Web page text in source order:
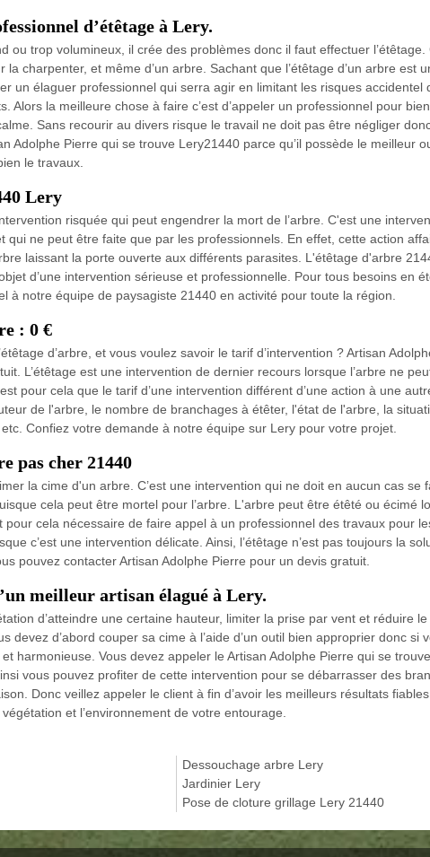
d’étêtage à Lery.
ou trop volumineux, il crée des problèmes donc il faut effectuer l’étêtage.
la charpenter, et même d’un arbre. Sachant que l’étêtage d’un arbre est
un élaguer professionnel qui serra agir en limitant les risques accidentel
Alors la meilleure chose à faire c’est d’appeler un professionnel pour
Sans recourir au divers risque le travail ne doit pas être négliger
Adolphe Pierre qui se trouve Lery21440 parce qu’il possède le meilleur
le travaux.
Lery
risquée qui peut engendrer la mort de l’arbre. C'est une
qui ne peut être faite que par les professionnels. En effet, cette action
laissant la porte ouverte aux différents parasites. L'étêtage d'arbre
d’une intervention sérieuse et professionnelle. Pour tous besoins en
à notre équipe de paysagiste 21440 en activité pour toute la région.
: 0 €
d’arbre, et vous voulez savoir le tarif d’intervention ? Artisan
L’étêtage est une intervention de dernier recours lorsque l’arbre ne
pour cela que le tarif d’une intervention différent d’une action à une
de l'arbre, le nombre de branchages à étêter, l'état de l'arbre, la
Confiez votre demande à notre équipe sur Lery pour votre projet.
pas cher 21440
la cime d'un arbre. C’est une intervention qui ne doit en aucun cas se
cela peut être mortel pour l’arbre. L'arbre peut être étêté ou écimé
pour cela nécessaire de faire appel à un professionnel des travaux pour
c’est une intervention délicate. Ainsi, l’étêtage n’est pas toujours la
pouvez contacter Artisan Adolphe Pierre pour un devis gratuit.
meilleur artisan élagué à Lery.
d’atteindre une certaine hauteur, limiter la prise par vent et réduire
devez d’abord couper sa cime à l’aide d’un outil bien approprier donc si
harmonieuse. Vous devez appeler le Artisan Adolphe Pierre qui se
vous pouvez profiter de cette intervention pour se débarrasser des
Donc veillez appeler le client à fin d’avoir les meilleurs résultats
et l’environnement de votre entourage.
Dessouchage arbre Lery
Jardinier Lery
Pose de cloture grillage Lery 21440